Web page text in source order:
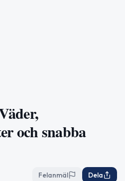
och snabba
Felanmäl Dela